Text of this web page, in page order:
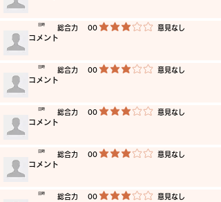
​総合力 00 平均評価 3 /5 ​意見なし
​日時
​コメント
​総合力 00 平均評価 3 /5 ​意見なし
​日時
​コメント
​総合力 00 平均評価 3 /5 ​意見なし
​日時
​コメント
​総合力 00 平均評価 3 /5 ​意見なし
​日時
​コメント
​総合力 00 平均評価 3 /5 ​意見なし
​日時